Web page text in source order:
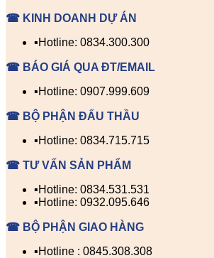
☎ KINH DOANH DỰ ÁN
▪️Hotline: 0834.300.300
☎ BÁO GIÁ QUA ĐT/EMAIL
▪️Hotline: 0907.999.609
☎ BỘ PHẬN ĐẤU THẦU
▪️Hotline: 0834.715.715
☎ TƯ VẤN SẢN PHẨM
▪️Hotline: 0834.531.531
▪️Hotline: 0932.095.646
☎ BỘ PHẬN GIAO HÀNG
▪️Hotline : 0845.308.308